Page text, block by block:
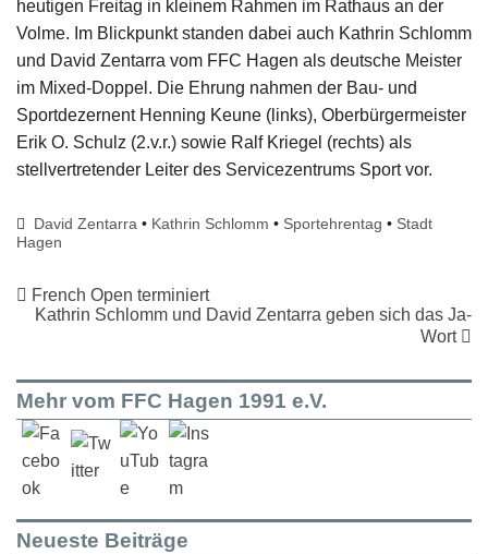
heutigen Freitag in kleinem Rahmen im Rathaus an der
Volme. Im Blickpunkt standen dabei auch Kathrin Schlomm
und David Zentarra vom FFC Hagen als deutsche Meister
im Mixed-Doppel. Die Ehrung nahmen der Bau- und
Sportdezernent Henning Keune (links), Oberbürgermeister
Erik O. Schulz (2.v.r.) sowie Ralf Kriegel (rechts) als
stellvertretender Leiter des Servicezentrums Sport vor.
David Zentarra • Kathrin Schlomm • Sportehrentag • Stadt
Hagen
French Open terminiert
Kathrin Schlomm und David Zentarra geben sich das Ja-
Wort
Mehr vom FFC Hagen 1991 e.V.
Neueste Beiträge